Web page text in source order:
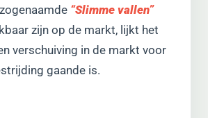
“Slimme vallen”
zijn op de markt, lijkt het
verschuiving in de markt voor
gaande is.